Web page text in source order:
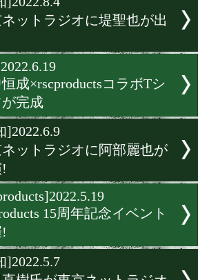
が袴田巌チャリ
ャツを販売
ち予想]2022.9.15
口vs拳四朗の勝ち予想は
五分!
知]2022.9.6
京ネットラジオに武市晃
ーナーが出演
知]2022.8.4
京ネットラジオに堤聖也